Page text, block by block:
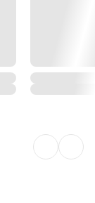
ล้าตรงหน้าเข้า
ดยเฉพาะ...